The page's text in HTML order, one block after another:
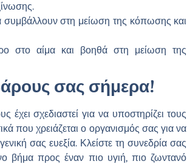
συμβάλλουν στη μείωση της κόπωσης και
στο αίμα και βοηθά στη μείωση της
σας σήμερα!
σχεδιαστεί για να υποστηρίζει τους
που χρειάζεται ο οργανισμός σας για να
σας ευεξία. Κλείστε τη συνεδρία σας
βήμα προς έναν πιο υγιή, πιο ζωντανό